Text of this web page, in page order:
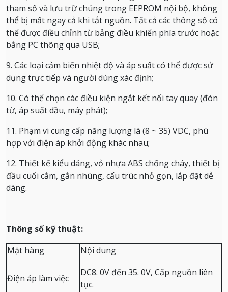
tham số và lưu trữ chúng trong EEPROM nội bộ, không
thể bị mất ngay cả khi tắt nguồn. Tất cả các thông số có
thể được điều chỉnh từ bảng điều khiển phía trước hoặc
bằng PC thông qua USB;
9. Các loại cảm biến nhiệt độ và áp suất có thể được sử
dụng trực tiếp và người dùng xác định;
10. Có thể chọn các điều kiện ngắt kết nối tay quay (đón
từ, áp suất dầu, máy phát);
11. Phạm vi cung cấp năng lượng là (8 ~ 35) VDC, phù
hợp với điện áp khởi động khác nhau;
12. Thiết kế kiểu dáng, vỏ nhựa ABS chống cháy, thiết bị
đầu cuối cắm, gắn nhúng, cấu trúc nhỏ gọn, lắp đặt dễ
dàng.
Thông số kỹ thuật:
Mặt hàng
Nội dung
Điện áp làm việc
DC8. 0V đến 35. 0V, Cấp nguồn liên
tục.